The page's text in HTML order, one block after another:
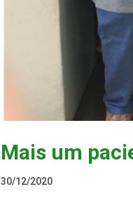
Mais um
30/12/2020